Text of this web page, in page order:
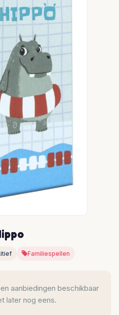
Familiespellen
aanbiedingen beschikbaar
later nog eens.